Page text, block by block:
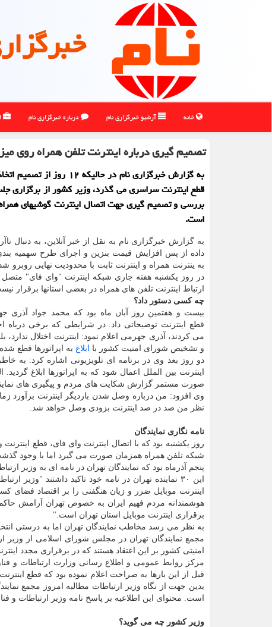
خانه آرشیو خبرگزاری نام درباره خبرگزاری نام
تصمیم گیری درباره اینترنت تلفن همراه روی
به گزارش خبرگزاری نام در حالیكه ۱۲
قطع اینترنت سراسری می گذرد، وزیر كشور از برگزاری
بررسی و تصمیم گیری جهت اتصال اینترنت گوشیهای همراه
است.
به گزارش خبرگزاری نام به نقل از خبر آنلاین، به دنبال
داده از پس افزایش قیمت بنزین و اجرای طرح سهمیه
به ینترنت همراه و اینترنت ثابت با محدودیت نهایی روبرو
در روز یكشنبه هفته جاری شبكه اینترنت "وای فای" متصل
ارتباط اینترنت تلفن های همراه در بعضی استان‎ها برقرار نیست.
چه كسی دستور داد؟
بیست و هفتمین روز آبان ماه بود كه محمد جواد آذری
قطع اینترنت توضیحاتی داد. در شرایطی كه برخی درباه
می كردند، آذری جهرمی اعلام نمود: اینترنت اختلال ندارد،
و تشخیص شورای امنیت كشور با
ابلاغ به اپراتورها قطع
دو روز بعد وی در برنامه ای تلویزیونی اشاره كرد: به
اینترنت بین الملل اعمال شود كه به اپراتورها ابلاغ
صورت مستمر گزارش شكایت های مردم و پیگیری های
وی افزود: من درباره وصل شدن باردیگر اینترنت برآورد
نظر من صد در صد اینترنت بزودی وصل خواهد شد.
نامه نگاری نمایندگان
روز یكشنبه بود كه با اتصال اینترنت وای فای، قطع
شبكه تلفن همراه همزمان صورت می گیرد اما با وجود
پنجم آذرماه بود كه نمایندگان تهران در نامه ای به وزیر
این ۳۰ نماینده تهران در نامه خود تاكید داشتند
اینترنت موبایل ضرر و زیان هنگفتی را بر اقتصاد
هوشمندانه مردم فهیم ایران به خصوص تهران آرامش حاكم
برقراری اینترنت موبایل استان تهران است."
به نظر می رسد مخاطب نمایندگان تهران اما به درستی
مجمع نمایندگان تهران در مجلس شورای اسلامی از وزیر
امنیتی كشور بر این اعتقاد هستند كه در برقراری مجدد
مركز روابط عمومی و اطلاع رسانی وزارت ارتباطات و
قبل از این بارها به صراحت اعلام نموده بود كه قطع
بدین جهت از نگاه وزیر ارتباطات مطالبه امروز مجمع
است. محتوای این اطلاعیه بر پاسخ نامه وزیر ارتباطات
وزیر كشور چه می گوید؟